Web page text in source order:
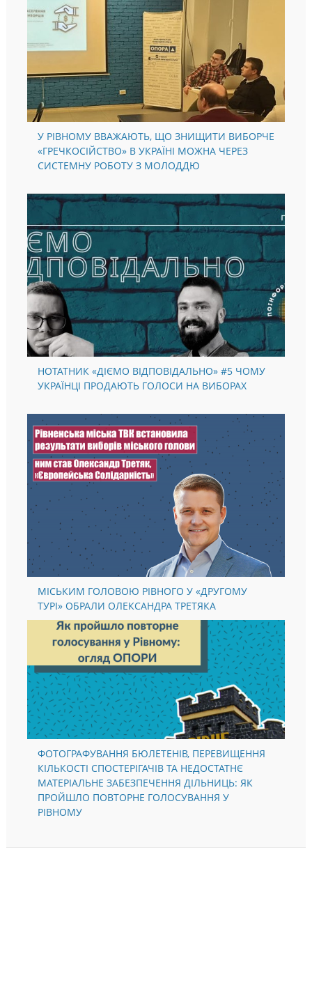
У РІВНОМУ ВВАЖАЮТЬ, ЩО ЗНИЩИТИ ВИБОРЧЕ
«ГРЕЧКОСІЙСТВО» В УКРАЇНІ МОЖНА ЧЕРЕЗ
НОТАТНИК «ДІЄМО ВІДПОВІДАЛЬНО» #5 ЧОМУ
МІСЬКИМ ГОЛОВОЮ РІВНОГО У «ДРУГОМУ
ТУРІ» ОБРАЛИ ОЛЕКСАНДРА ТРЕТЯКА
ФОТОГРАФУВАННЯ БЮЛЕТЕНІВ, ПЕРЕВИЩЕННЯ
КІЛЬКОСТІ СПОСТЕРІГАЧІВ ТА НЕДОСТАТНЄ
МАТЕРІАЛЬНЕ ЗАБЕЗПЕЧЕННЯ ДІЛЬНИЦЬ: ЯК
ПРОЙШЛО ПОВТОРНЕ ГОЛОСУВАННЯ У